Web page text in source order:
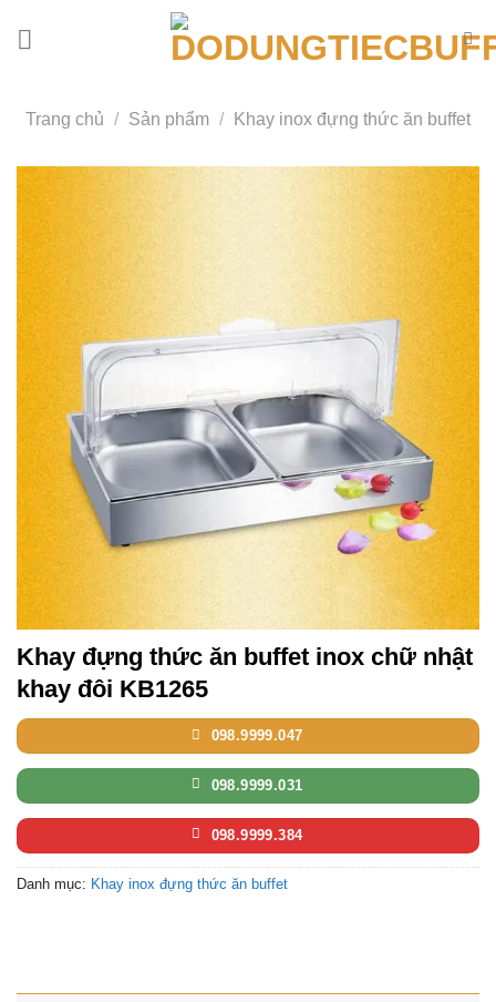
Trang chủ
/ Sản phẩm / Khay inox đựng thức ăn buffet
Khay đựng thức ăn buffet inox chữ nhật
khay đôi KB1265
098.9999.047
098.9999.031
098.9999.384
Danh mục: Khay inox đựng thức ăn buffet